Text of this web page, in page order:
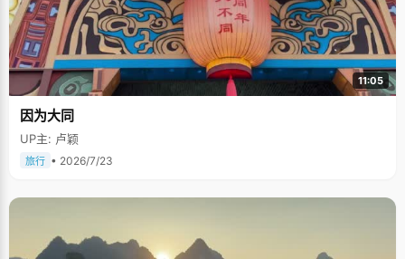
11:05
因为大同
UP主: 卢颖
旅行 • 2026/7/23